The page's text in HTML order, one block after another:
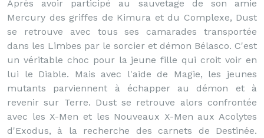
Après avoir participé au sauvetage de son amie
Mercury des griffes de Kimura et du Complexe, Dust
se retrouve avec tous ses camarades transportée
dans les Limbes par le sorcier et démon Bélasco. C'est
un véritable choc pour la jeune fille qui croit voir en
lui le Diable. Mais avec l'aide de Magie, les jeunes
mutants parviennent à échapper au démon et à
revenir sur Terre. Dust se retrouve alors confrontée
avec les X-Men et les Nouveaux X-Men aux Acolytes
d'Exodus, à la recherche des carnets de Destinée.